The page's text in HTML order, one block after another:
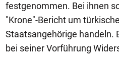
festgenommen. Bei ihnen
"Krone"-Bericht um
Staatsangehörige handeln.
bei seiner Vorführung